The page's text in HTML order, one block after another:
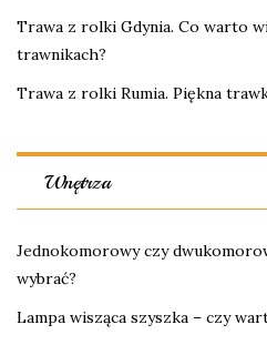
Trawa z rolki Gdynia. Co warto
trawnikach?
Trawa z rolki Rumia. Piękna
Wnętrza
Jednokomorowy czy
wybrać?
Lampa wisząca szyszka – czy